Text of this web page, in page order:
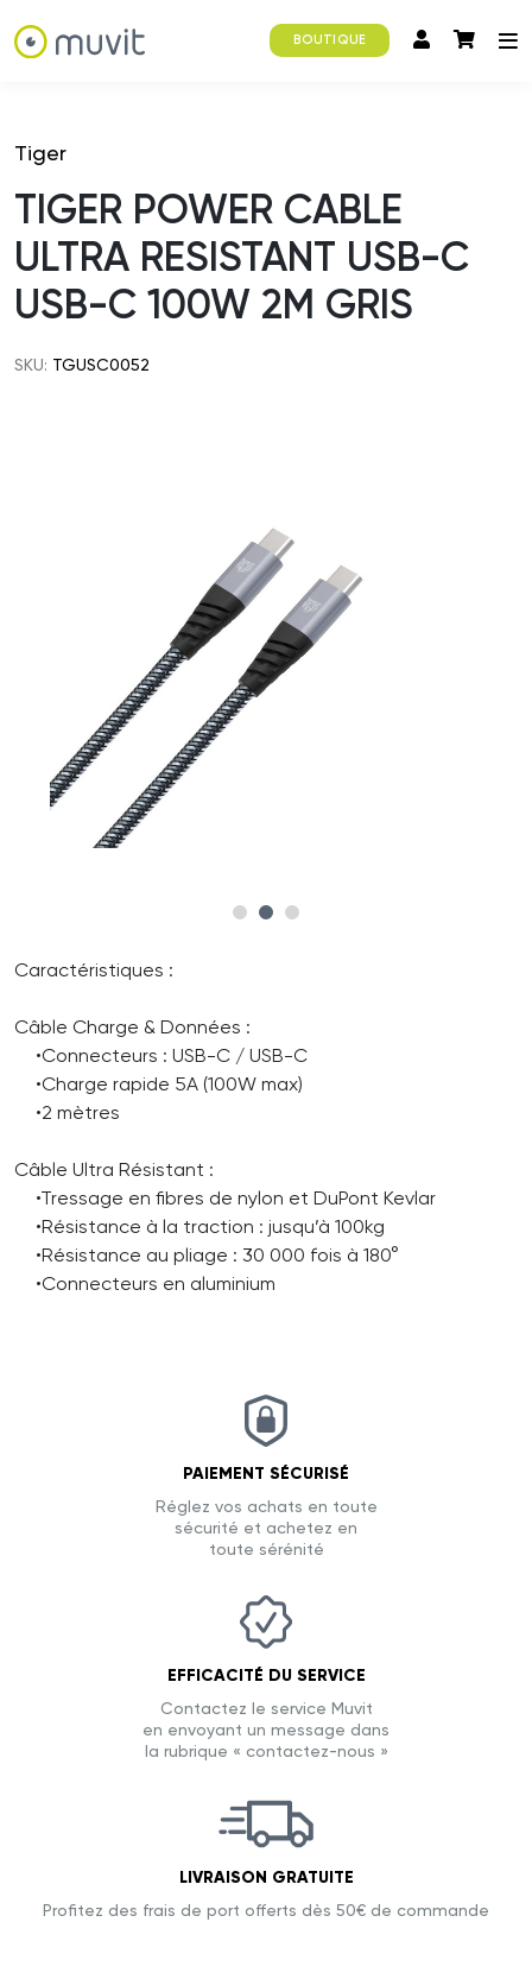
BOUTIQUE
Tiger
TIGER POWER CABLE
ULTRA RESISTANT USB-C
USB-C 100W 2M GRIS
SKU: TGUSC0052
Caractéristiques :
Câble Charge & Données :
•Connecteurs : USB-C / USB-C
•Charge rapide 5A (100W max)
•2 mètres
Câble Ultra Résistant :
•Tressage en fibres de nylon et DuPont Kevlar
•Résistance à la traction : jusqu’à 100kg
•Résistance au pliage : 30 000 fois à 180°
•Connecteurs en aluminium
PAIEMENT SÉCURISÉ
Réglez vos achats en toute
sécurité et achetez en
toute sérénité
EFFICACITÉ DU SERVICE
Contactez le service Muvit
en envoyant un message dans
la rubrique « contactez-nous »
LIVRAISON GRATUITE
Profitez des frais de port offerts dès 50€ de commande